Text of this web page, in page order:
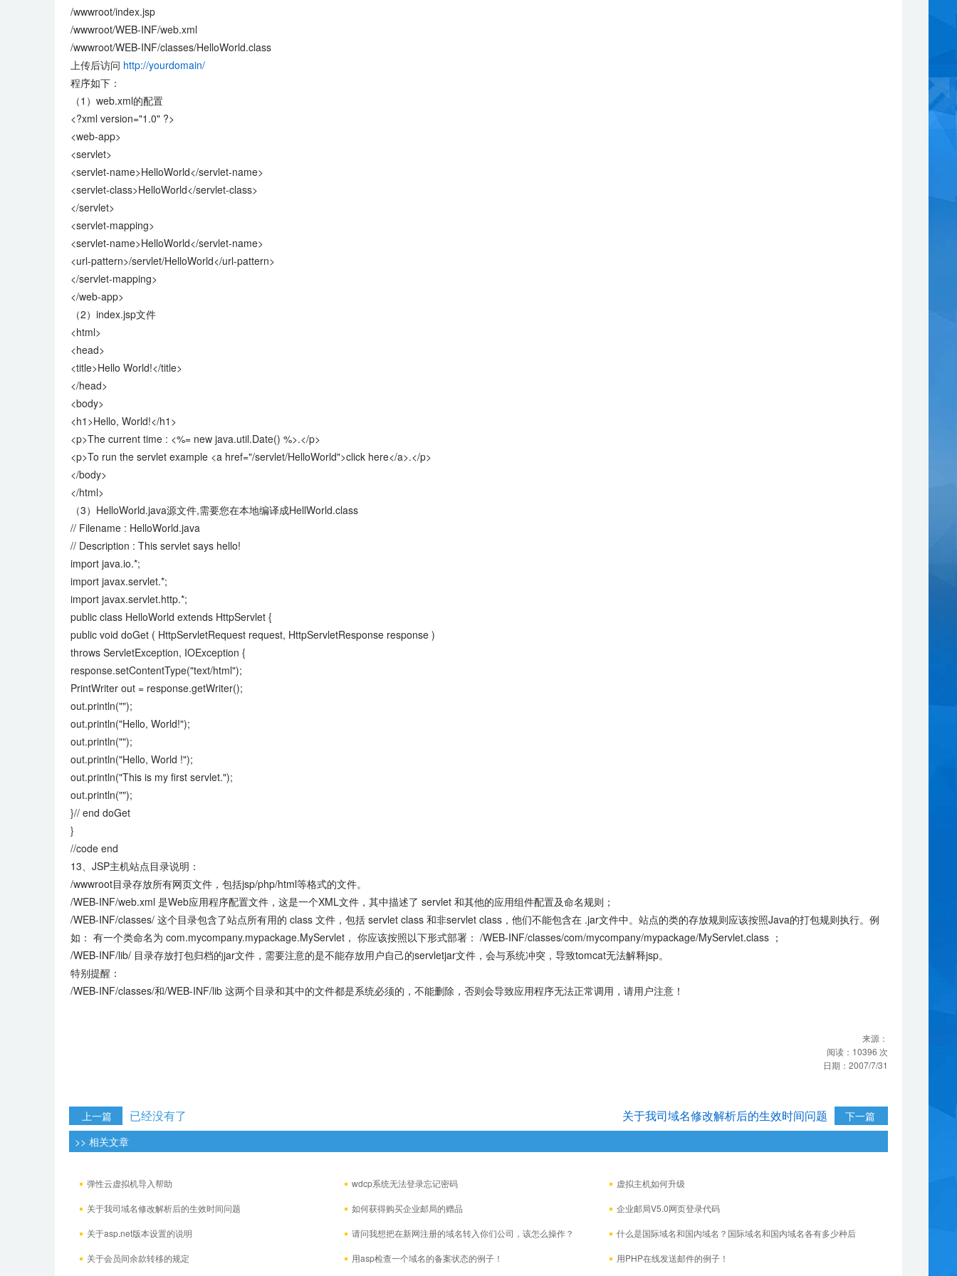
/wwwroot/index.jsp
/wwwroot/WEB-INF/web.xml
/wwwroot/WEB-INF/classes/HelloWorld.class
上传后访问 http://yourdomain/
程序如下：
（1）web.xml的配置
<?xml version="1.0" ?>
<web-app>
<servlet>
<servlet-name>HelloWorld</servlet-name>
<servlet-class>HelloWorld</servlet-class>
</servlet>
<servlet-mapping>
<servlet-name>HelloWorld</servlet-name>
<url-pattern>/servlet/HelloWorld</url-pattern>
</servlet-mapping>
</web-app>
（2）index.jsp文件
<html>
<head>
<title>Hello World!</title>
</head>
<body>
<h1>Hello, World!</h1>
<p>The current time : <%= new java.util.Date() %>.</p>
<p>To run the servlet example <a href="/servlet/HelloWorld">click here</a>.</p>
</body>
</html>
（3）HelloWorld.java源文件,需要您在本地编译成HellWorld.class
// Filename : HelloWorld.java
// Description : This servlet says hello!
import java.io.*;
import javax.servlet.*;
import javax.servlet.http.*;
public class HelloWorld extends HttpServlet {
public void doGet ( HttpServletRequest request, HttpServletResponse response )
throws ServletException, IOException {
response.setContentType("text/html");
PrintWriter out = response.getWriter();
out.println("");
out.println("Hello, World!");
out.println("");
out.println("Hello, World !");
out.println("This is my first servlet.");
out.println("");
}// end doGet
}
//code end
13、JSP主机站点目录说明：
/wwwroot目录存放所有网页文件，包括jsp/php/html等格式的文件。
/WEB-INF/web.xml 是Web应用程序配置文件，这是一个XML文件，其中描述了 servlet 和其他的应用组件配置及命名规则；
/WEB-INF/classes/ 这个目录包含了站点所有用的 class 文件，包括 servlet class 和非servlet class，他们不能包含在 .jar文件中。站点的类的存放规则应该按照Java的打包规则执行。例
如： 有一个类命名为 com.mycompany.mypackage.MyServlet， 你应该按照以下形式部署： /WEB-INF/classes/com/mycompany/mypackage/MyServlet.class ；
/WEB-INF/lib/ 目录存放打包归档的jar文件，需要注意的是不能存放用户自己的servletjar文件，会与系统冲突，导致tomcat无法解释jsp。
特别提醒：
/WEB-INF/classes/和/WEB-INF/lib 这两个目录和其中的文件都是系统必须的，不能删除，否则会导致应用程序无法正常调用，请用户注意！
来源：
阅读： 10396 次
日期： 2007/7/31
上一篇 已经没有了 下一篇
关于我司域名修改解析后的生效时间问题
>> 相关文章
弹性云虚拟机导入帮助 wdcp系统无法登录忘记密码 虚拟主机如何升级
关于我司域名修改解析后的生效时间问题 如何获得购买企业邮局的赠品 企业邮局V5.0网页登录代码
关于asp.net版本设置的说明 请问我想把在新网注册的域名转入你们公司，该怎么操作？
什么是国际域名和国内域名？国际域名和国内域名各有多少种后
缀？
关于会员间余款转移的规定 用asp检查一个域名的备案状态的例子！ 用PHP在线发送邮件的例子！